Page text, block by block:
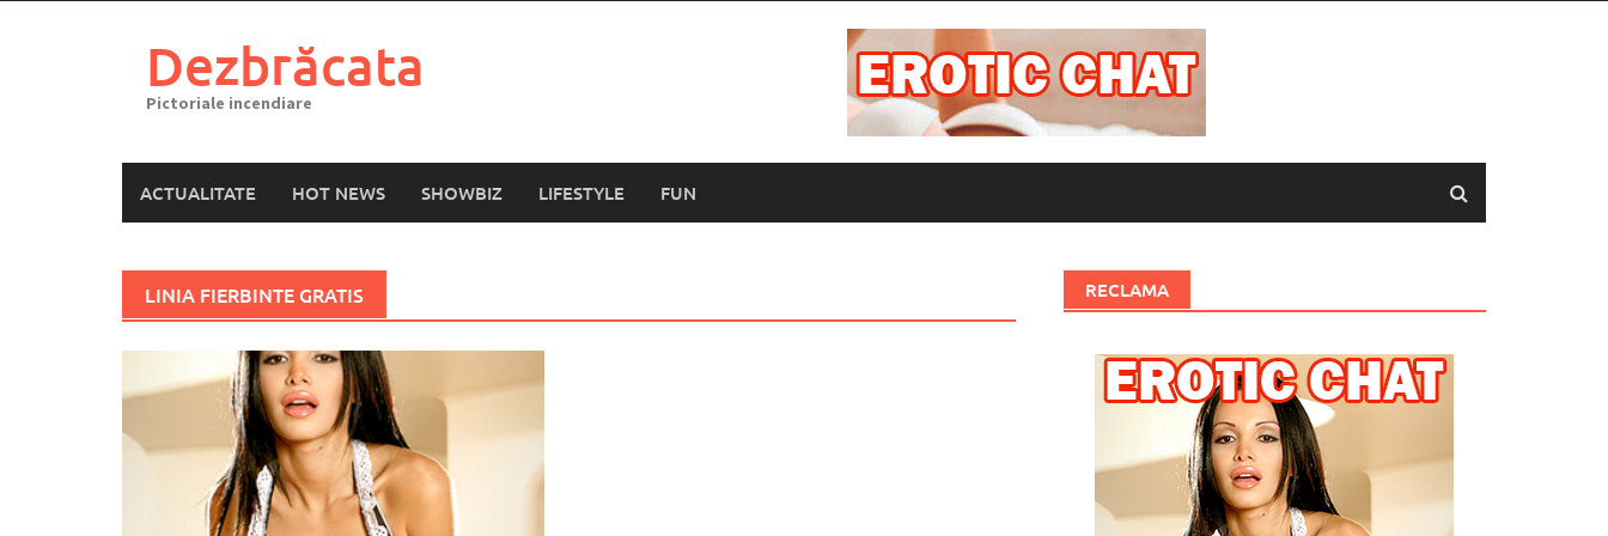
Dezbrăcata
Pictoriale incendiare
ACTUALITATE HOT NEWS SHOWBIZ LIFESTYLE FUN
LINIA FIERBINTE GRATIS RECLAMA